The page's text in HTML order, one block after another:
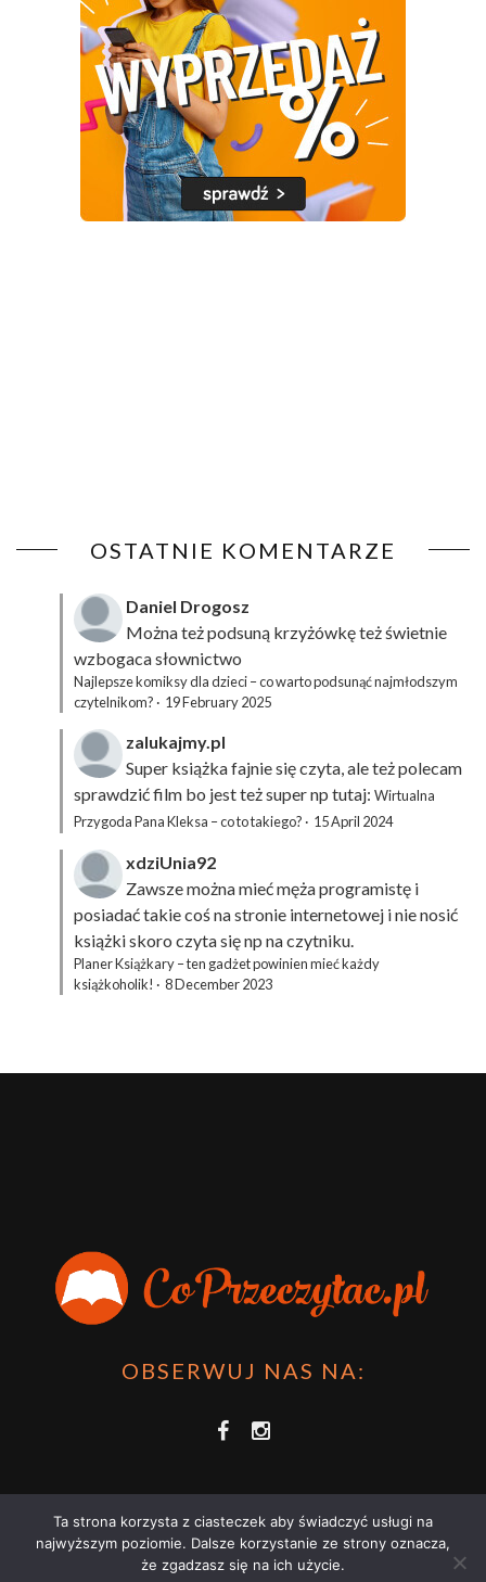
OSTATNIE KOMENTARZE
Daniel Drogosz
Można też podsuną krzyżówkęteż świetnie
wzbogaca słownictwo
Najlepsze komiksy dla dzieci – co warto podsunąć najmłodszym
czytelnikom? · 19 February 2025
zalukajmy.pl
Super książka fajnie się czyta, ale też polecam
sprawdzić film bo jest też super np tutaj: Wirtualna
Przygoda Pana Kleksa – co to takiego? · 15 April 2024
xdziUnia92
Zawsze można mieć męża programistę i
posiadać takie coś na stronie internetowej i nie nosić
książki skoro czyta się np na czytniku.
Planer Książkary – ten gadżet powinien mieć każdy
książkoholik! · 8 December 2023
OBSERWUJ NAS NA:
Ta strona korzysta z ciasteczek aby świadczyć usługi na
najwyższym poziomie. Dalsze korzystanie ze strony oznacza,
że zgadzasz się na ich użycie.